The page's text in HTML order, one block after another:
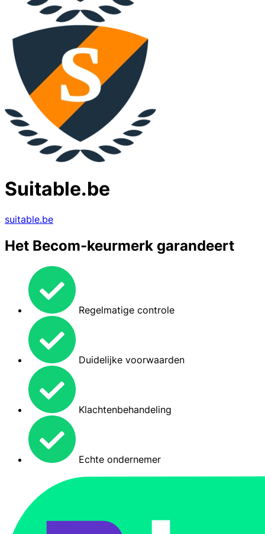
Suitable.be
suitable.be
Het Becom-keurmerk garandeert
Regelmatige controle
Duidelijke voorwaarden
Klachtenbehandeling
Echte ondernemer